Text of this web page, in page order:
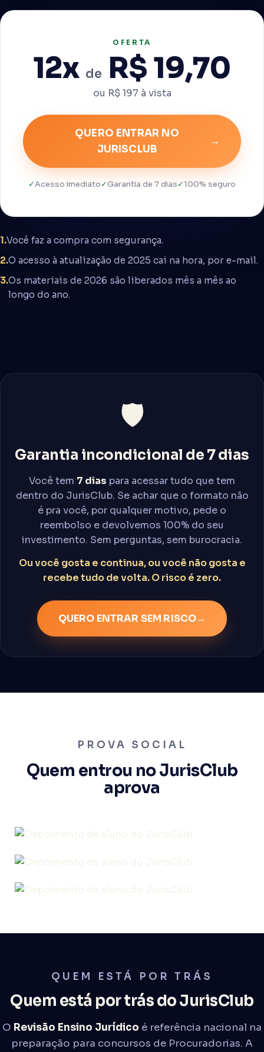
OFERTA
12x de R$ 19,70
ou R$ 197 à vista
QUERO ENTRAR NO
JURISCLUB
→
✓Acesso imediato✓Garantia de 7 dias✓100% seguro
1.Você faz a compra com segurança.
2.O acesso à atualização de 2025 cai na hora, por e-mail.
3.Os materiais de 2026 são liberados mês a mês ao
longo do ano.
🛡️
Garantia incondicional de 7 dias
Você tem 7 dias para acessar tudo que tem
dentro do JurisClub. Se achar que o formato não
é pra você, por qualquer motivo, pede o
reembolso e devolvemos 100% do seu
investimento. Sem perguntas, sem burocracia.
Ou você gosta e continua, ou você não gosta e
recebe tudo de volta. O risco é zero.
QUERO ENTRAR SEM RISCO→
PROVA SOCIAL
Quem entrou no JurisClub
aprova
QUEM ESTÁ POR TRÁS
Quem está por trás do JurisClub
O Revisão Ensino Jurídico é referência nacional na
preparação para concursos de Procuradorias. A